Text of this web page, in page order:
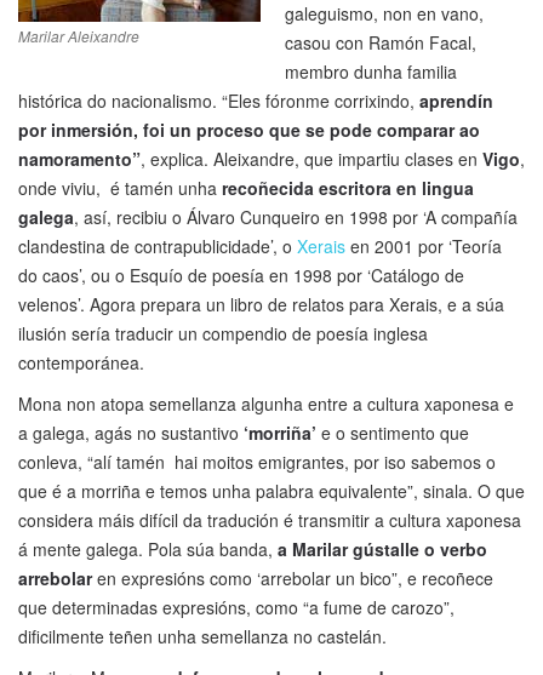
Marilar Aleixandre
galeguismo, non en vano,
casou con Ramón Facal,
membro dunha familia
histórica do nacionalismo. “Eles fóronme corrixindo, aprendín
por inmersión, foi un proceso que se pode comparar ao
namoramento”, explica. Aleixandre, que impartiu clases en Vigo,
onde viviu, é tamén unha recoñecida escritora en lingua
galega, así, recibiu o Álvaro Cunqueiro en 1998 por ‘A compañía
clandestina de contrapublicidade’, o Xerais en 2001 por ‘Teoría
do caos’, ou o Esquío de poesía en 1998 por ‘Catálogo de
velenos’. Agora prepara un libro de relatos para Xerais, e a súa
ilusión sería traducir un compendio de poesía inglesa
contemporánea.
Mona non atopa semellanza algunha entre a cultura xaponesa e
a galega, agás no sustantivo ‘morriña’ e o sentimento que
conleva, “alí tamén hai moitos emigrantes, por iso sabemos o
que é a morriña e temos unha palabra equivalente”, sinala. O que
considera máis difícil da tradución é transmitir a cultura xaponesa
á mente galega. Pola súa banda, a Marilar gústalle o verbo
arrebolaren expresións como ‘arrebolar un bico”, e recoñece
que determinadas expresións, como “a fume de carozo”,
dificilmente teñen unha semellanza no castelán.